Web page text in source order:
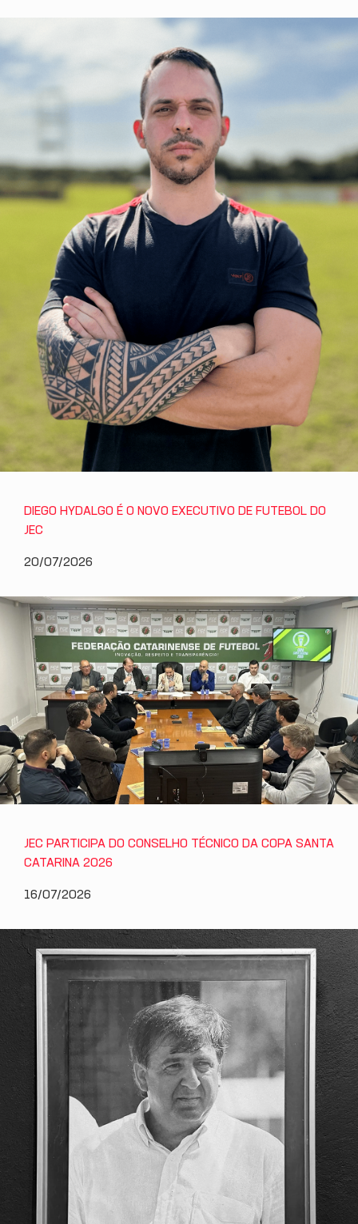
DIEGO HYDALGO É O NOVO EXECUTIVO DE FUTEBOL DO
JEC
20/07/2026
JEC PARTICIPA DO CONSELHO TÉCNICO DA COPA SANTA
CATARINA 2026
16/07/2026